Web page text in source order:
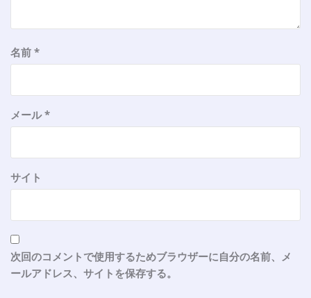
名前 *
メール*
サイト
次回のコメントで使用するためブラウザーに自分の名前、メ
ールアドレス、サイトを保存する。